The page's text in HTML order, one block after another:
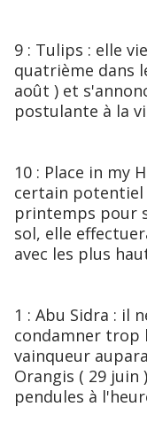
9 : Tulips : elle
quatrième dans
août ) et
postulante à la
10 : Place in my
certain potentiel
printemps pour
sol, elle
avec les plus
1 : Abu Sidra : il
condamner trop
vainqueur
Orangis ( 29
pendules à